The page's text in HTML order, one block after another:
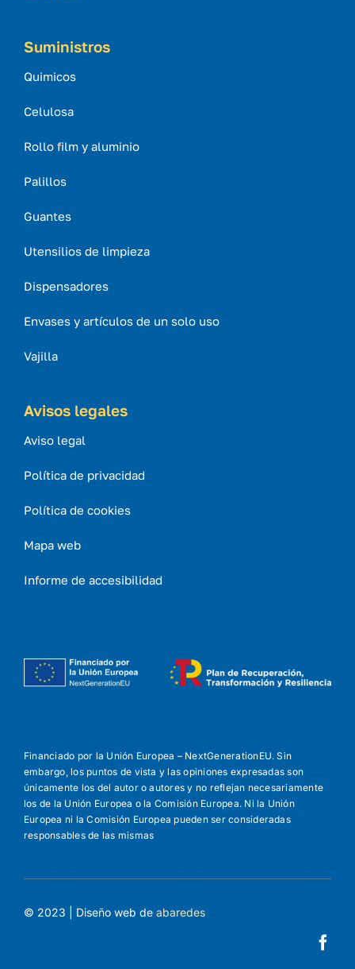
Suministros
Quimicos
Celulosa
Rollo film y aluminio
Palillos
Guantes
Utensilios de limpieza
Dispensadores
Envases y artículos de un solo uso
Vajilla
Avisos legales
Aviso legal
Política de privacidad
Política de cookies
Mapa web
Informe de accesibilidad
Financiado por la Unión Europea – NextGenerationEU. Sin
embargo, los puntos de vista y las opiniones expresadas son
únicamente los del autor o autores y no reflejan necesariamente
los de la Unión Europea o la Comisión Europea. Ni la Unión
Europea ni la Comisión Europea pueden ser consideradas
responsables de las mismas
© 2023 | Diseño web de abaredes